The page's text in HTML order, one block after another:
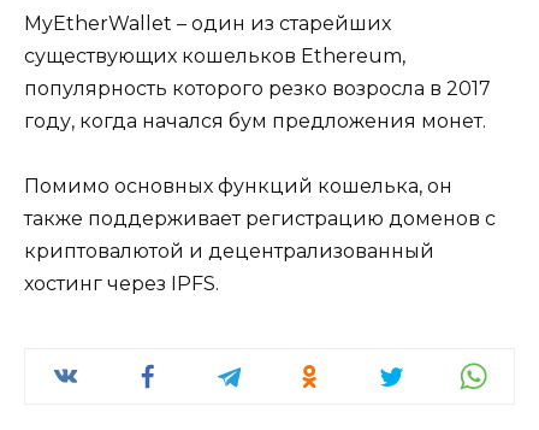
MyEtherWallet – один из старейших
существующих кошельков Ethereum,
популярность которого резко возросла в 2017
году, когда начался бум предложения монет.
Помимо основных функций кошелька, он
также поддерживает регистрацию доменов с
криптовалютой и децентрализованный
хостинг через IPFS.